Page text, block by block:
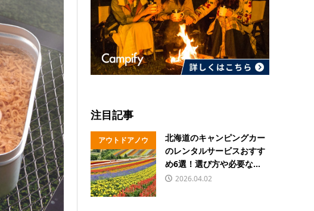
注目記事
アウトドアノウ
ハウ
北海道のキャンピングカー
のレンタルサービスおすす
め6選！選び方や必要な...
2026.04.02